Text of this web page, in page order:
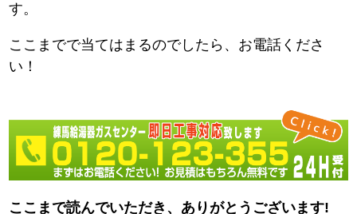
す。
ここまでで当てはまるのでしたら、お電話くださ
い！
ここまで読んでいただき、ありがとうございます!